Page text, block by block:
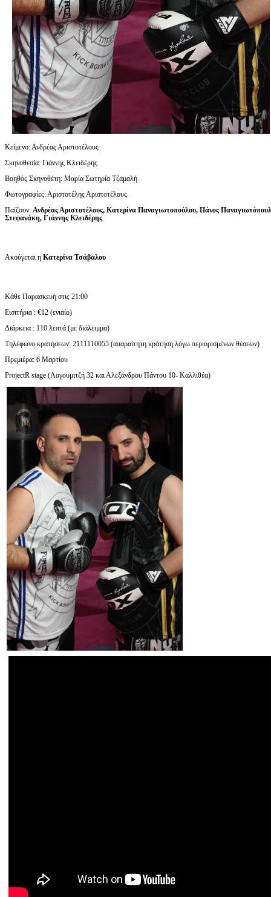
Κείμενο: Ανδρέας Αριστοτέλους
Σκηνοθεσία: Γιάννης Κλειδέρης
Βοηθός Σκηνοθέτη: Μαρία Σωτηρία Τζαμαλή
Φωτογραφίες: Αριστοτέλης Αριστοτέλους
Παίζουν: Ανδρέας Αριστοτέλους, Κατερίνα Παναγιωτοπούλου, Πάνος
Στεφανάκη, Γιάννης Κλειδέρης
Ακούγεται η Κατερίνα Τσάβαλου
Κάθε Παρασκευή στις 21:00
Εισιτήρια : €12 (ενιαίο)
Διάρκεια : 110 λεπτά (με διάλειμμα)
Τηλέφωνο κρατήσεων: 2111110055 (απαραίτητη κράτηση λόγω περιορισμένων θέσεων)
Πρεμιέρα: 6 Μαρτίου
ProjectR stage (Λαγουμιτζή 32 και Αλεξάνδρου Πάντου 10- Καλλιθέα)